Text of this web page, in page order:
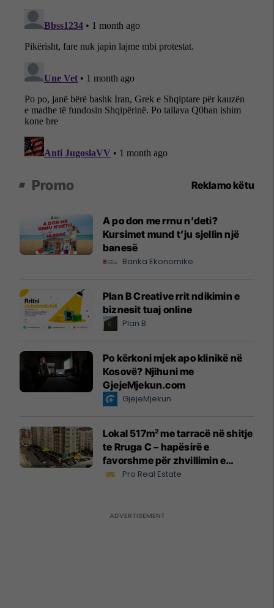
Promo Reklamo këtu
A po don me rrnu n’deti?
Kursimet mund t’ju sjellin një
banesë
Banka Ekonomike
Plan B Creative rrit ndikimin e
biznesit tuaj online
Plan B
Po kërkoni mjek apo klinikë në
Kosovë? Njihuni me
GjejeMjekun.com
GjejeMjekun
Lokal 517m² me tarracë në shitje
te Rruga C – hapësirë e
favorshme për zhvillimin e
biznesit #15796
Pro Real Estate